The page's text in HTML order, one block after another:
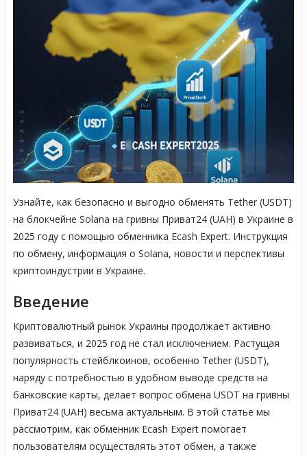
Узнайте, как безопасно и выгодно обменять Tether (USDT)
на блокчейне Solana на гривны Приват24 (UAH) в Украине в
2025 году с помощью обменника Ecash Expert. Инструкция
по обмену, информация о Solana, новости и перспективы
криптоиндустрии в Украине.
Введение
Криптовалютный рынок Украины продолжает активно
развиваться, и 2025 год не стал исключением. Растущая
популярность стейблкоинов, особенно Tether (USDT),
наряду с потребностью в удобном выводе средств на
банковские карты, делает вопрос обмена USDT на гривны
Приват24 (UAH) весьма актуальным. В этой статье мы
рассмотрим, как обменник Ecash Expert помогает
пользователям осуществлять этот обмен, а также